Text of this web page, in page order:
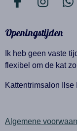
F
c
b
o
k
I
s
a
g
a
W
s
A
p
Openingstijden
Ik heb geen vaste
flexibel om de kat
Kattentrimsalon Ilse
Algemene